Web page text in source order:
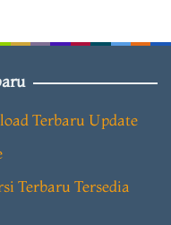
Terbaru Update
Terbaru Tersedia